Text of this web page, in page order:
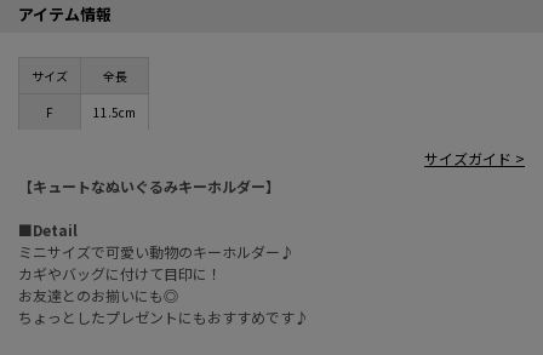
アイテム情報
【キュートなぬいぐるみキーホルダー】
■Detail
ミニサイズで可愛い動物のキーホルダー♪
カギやバッグに付けて目印に！
お友達とのお揃いにも◎
ちょっとしたプレゼントにもおすすめです♪
サイズ
全長
F
11.5cm
サイズガイド >